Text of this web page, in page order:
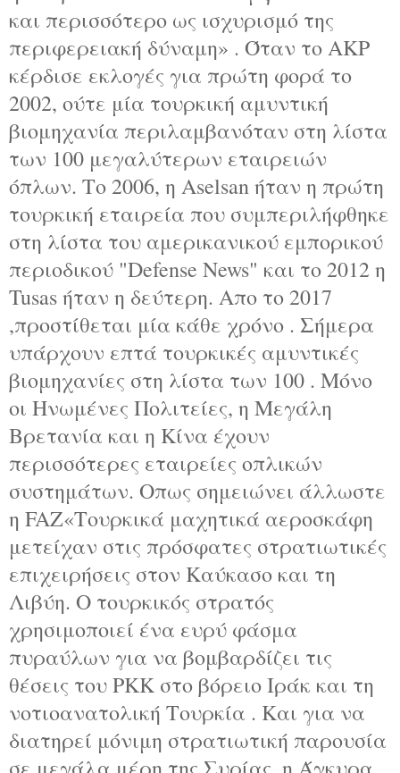
και περισσότερο ως ισχυρισμό της
περιφερειακή δύναμη» . Όταν το AKP
κέρδισε εκλογές για πρώτη φορά το
2002, ούτε μία τουρκική αμυντική
βιομηχανία περιλαμβανόταν στη λίστα
των 100 μεγαλύτερων εταιρειών
όπλων. Το 2006, η Aselsan ήταν η πρώτη
τουρκική εταιρεία που συμπεριλήφθηκε
στη λίστα του αμερικανικού εμπορικού
περιοδικού "Defense News" και το 2012 η
Tusas ήταν η δεύτερη. Απο το 2017
,προστίθεται μία κάθε χρόνο . Σήμερα
υπάρχουν επτά τουρκικές αμυντικές
βιομηχανίες στη λίστα των 100 . Μόνο
οι Ηνωμένες Πολιτείες, η Μεγάλη
Βρετανία και η Κίνα έχουν
περισσότερες εταιρείες οπλικών
συστημάτων. Οπως σημειώνει άλλωστε
η FAZ«Τουρκικά μαχητικά αεροσκάφη
μετείχαν στις πρόσφατες στρατιωτικές
επιχειρήσεις στον Καύκασο και τη
Λιβύη. Ο τουρκικός στρατός
χρησιμοποιεί ένα ευρύ φάσμα
πυραύλων για να βομβαρδίζει τις
θέσεις του PKK στο βόρειο Ιράκ και τη
νοτιοανατολική Τουρκία . Και για να
διατηρεί μόνιμη στρατιωτική παρουσία